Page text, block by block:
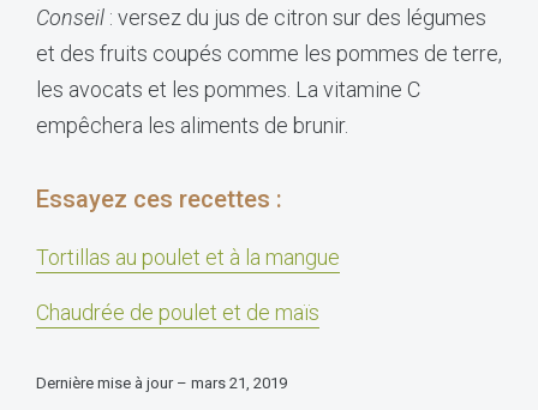
Conseil : versez du jus de citron sur des légumes
et des fruits coupés comme les pommes de terre,
les avocats et les pommes. La vitamine C
empêchera les aliments de brunir.
Essayez ces recettes :
Tortillas au poulet et à la mangue
Chaudrée de poulet et de maïs
Dernière mise à jour – mars 21, 2019